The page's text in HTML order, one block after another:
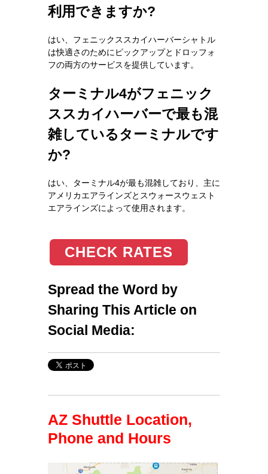
利用できますか?
はい、フェニックススカイハーバーシャトル
は快適さのためにピックアップとドロッフォ
フの両方のサービスを提供しています。
ターミナル4がフェニック
ススカイハーバーで最も混
雑しているターミナルです
か?
はい、ターミナル4が最も混雑しており、主に
アメリカエアラインズとスウォースウェスト
エアラインズによって使用されます。
CHECK RATES
Spread the Word by
Sharing This Article on
Social Media:
AZ Shuttle Location,
Phone and Hours